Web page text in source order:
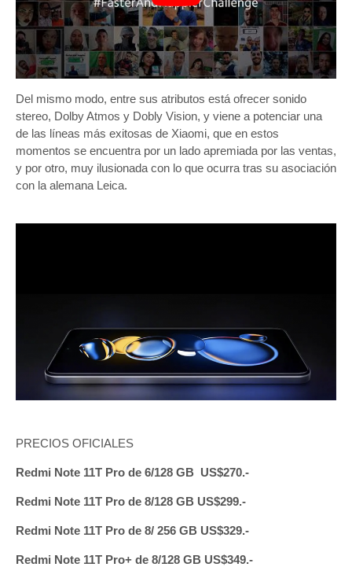
Del mismo modo, entre sus atributos está ofrecer sonido
stereo, Dolby Atmos y Dobly Vision, y viene a potenciar una
de las líneas más exitosas de Xiaomi, que en estos
momentos se encuentra por un lado apremiada por las ventas,
y por otro, muy ilusionada con lo que ocurra tras su asociación
con la alemana Leica.
PRECIOS OFICIALES
Redmi Note 11T Pro de 6/128 GB US$270.-
Redmi Note 11T Pro de 8/128 GB US$299.-
Redmi Note 11T Pro de 8/ 256 GB US$329.-
Redmi Note 11T Pro+ de 8/128 GB US$349.-